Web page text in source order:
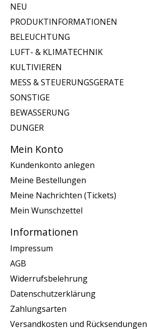
NEU
PRODUKTINFORMATIONEN
BELEUCHTUNG
LUFT- & KLIMATECHNIK
KULTIVIEREN
MESS & STEUERUNGSGERATE
SONSTIGE
BEWASSERUNG
DUNGER
Mein Konto
Kundenkonto anlegen
Meine Bestellungen
Meine Nachrichten (Tickets)
Mein Wunschzettel
Informationen
Impressum
AGB
Widerrufsbelehrung
Datenschutzerklärung
Zahlungsarten
Versandkosten und Rücksendungen